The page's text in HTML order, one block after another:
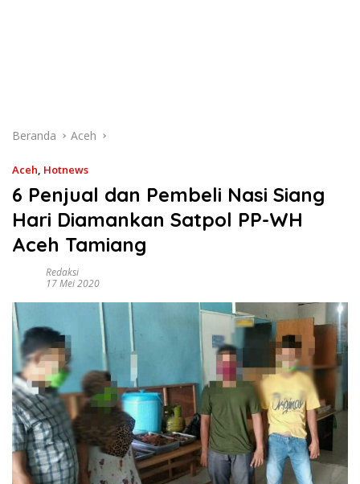
Beranda Aceh
Aceh, Hotnews
6 Penjual dan Pembeli Nasi Siang
Hari Diamankan Satpol PP-WH
Aceh Tamiang
Redaksi
17 Mei 2020